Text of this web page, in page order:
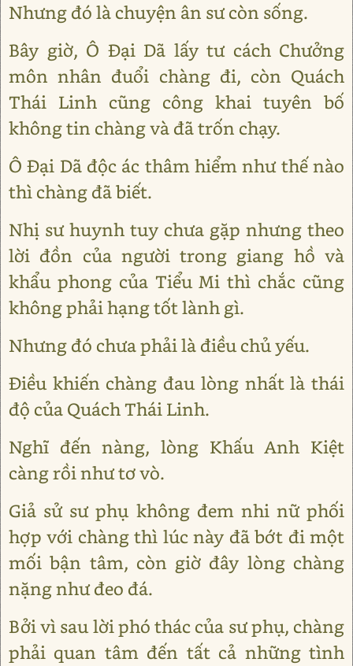
Nhưng đó là chuyện ân sư còn sống.
Bây giờ, Ô Đại Dã lấy tư cách Chưởng
môn nhân đuổi chàng đi, còn Quách
Thái Linh cũng công khai tuyên bố
không tin chàng và đã trốn chạy.
Ô Đại Dã độc ác thâm hiểm như thế nào
thì chàng đã biết.
Nhị sư huynh tuy chưa gặp nhưng theo
lời đồn của người trong giang hồ và
khẩu phong của Tiểu Mi thì chắc cũng
không phải hạng tốt lành gì.
Nhưng đó chưa phải là điều chủ yếu.
Điều khiến chàng đau lòng nhất là thái
độ của Quách Thái Linh.
Nghĩ đến nàng, lòng Khấu Anh Kiệt
càng rồi như tơ vò.
Giả sử sư phụ không đem nhi nữ phối
hợp với chàng thì lúc này đã bớt đi một
mối bận tâm, còn giờ đây lòng chàng
nặng như đeo đá.
Bởi vì sau lời phó thác của sư phụ, chàng
phải quan tâm đến tất cả những tình